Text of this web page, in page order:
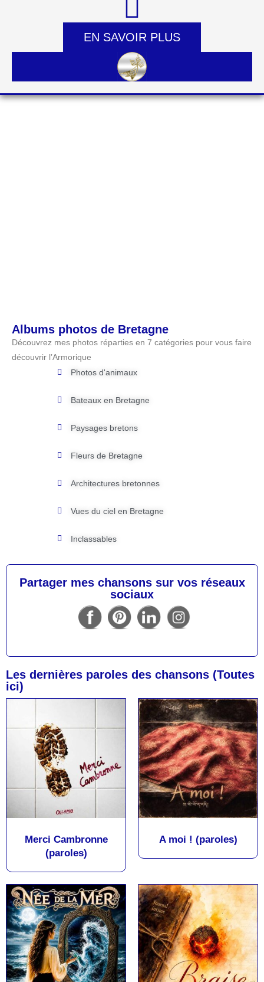
EN SAVOIR PLUS
Albums photos de Bretagne
Découvrez mes photos réparties en 7 catégories pour vous faire
découvrir l’Armorique
Photos d'animaux
Bateaux en Bretagne
Paysages bretons
Fleurs de Bretagne
Architectures bretonnes
Vues du ciel en Bretagne
Inclassables
Partager mes chansons sur vos réseaux
sociaux
Les dernières paroles des chansons (Toutes
ici)
Merci Cambronne
(paroles)
A moi ! (paroles)